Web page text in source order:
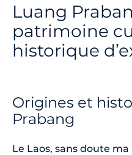
Luang
patrimoine
historique
Origines et
Prabang
Le Laos, sans doute